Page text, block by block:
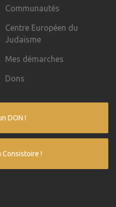
Communautés
Centre Européen du
Judaïsme
Mes démarches
Dons
DON !
Consistoire !